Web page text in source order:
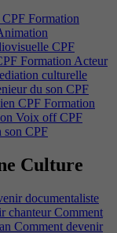
Formation
CPF
Formation Acteur
culturelle
du son CPF
CPF Formation
Voix off CPF
son CPF
Culture
documentaliste
chanteur Comment
Comment devenir